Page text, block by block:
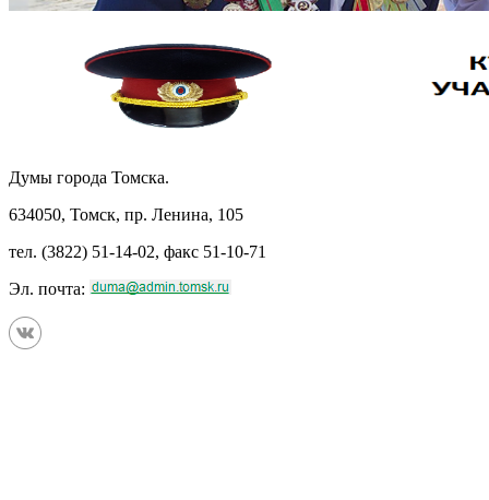
Думы города Томска.
634050, Томск, пр. Ленина, 105
тел. (3822) 51-14-02, факс 51-10-71
Эл. почта: